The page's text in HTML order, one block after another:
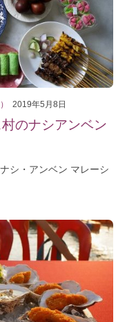
2019年5月8日
のナシアンベン
シ・アンベン マレーシ